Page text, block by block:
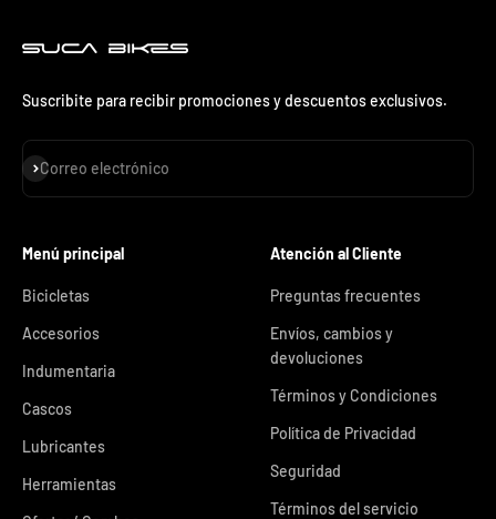
Suscribite para recibir promociones y descuentos exclusivos.
Correo electrónico
Suscribirse
Menú principal
Bicicletas
Accesorios
Indumentaria
Cascos
Lubricantes
Herramientas
Atención al Cliente
Preguntas frecuentes
Envíos, cambios y
devoluciones
Términos y Condiciones
Política de Privacidad
Seguridad
Términos del servicio